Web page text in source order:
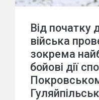
Від початку
війська
зокрема
бойові дії